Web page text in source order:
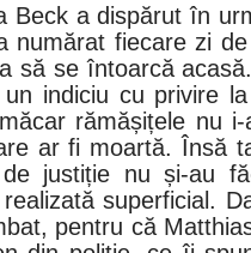
Beck a dispărut în
numărat fiecare zi
să se întoarcă
indiciu cu privire
rămășițele nu
ar fi moartă. Însă
justiție nu și-au
superficial.
pentru că